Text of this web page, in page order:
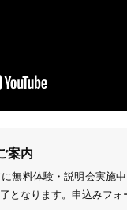
案内
無料体験・説明会実施
となります。申込みフ